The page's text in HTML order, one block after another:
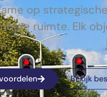
op
ruimte. Elk
Bekijk